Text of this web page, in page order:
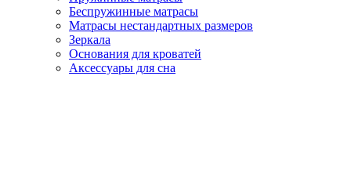
Беспружинные матрасы
Матрасы нестандартных размеров
Зеркала
Основания для кроватей
Аксессуары для сна